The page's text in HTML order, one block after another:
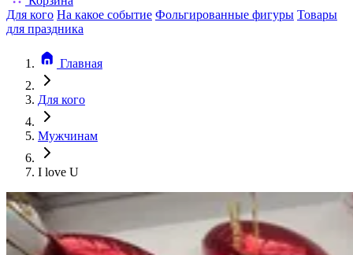
Для кого На какое событие Фольгированные фигуры Товары
для праздника
Главная
Для кого
Мужчинам
I love U